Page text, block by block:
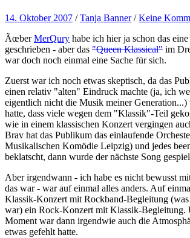
14. Oktober 2007 /Tanja Banner /Keine
ÃœberMerQury habe ich hier ja schon das
geschrieben - aber das "Queen Klassical" im
war doch noch einmal eine Sache für sich.
Zuerst war ich noch etwas skeptisch, da das
einen relativ "alten" Eindruck machte (ja, ich
eigentlich nicht die Musik meiner
hatte, dass viele wegen dem "Klassik"-Teil
wie in einem klassischen Konzert vergingen
Brav hat das Publikum das einlaufende
Musikalischen Komödie Leipzig) und jedes
beklatscht, dann wurde der nächste Song
Aber irgendwann - ich habe es nicht bewusst
das war - war auf einmal alles anders. Auf
Klassik-Konzert mit Rockband-Begleitung (was
war) ein Rock-Konzert mit Klassik-Begleitung.
Moment war dann irgendwie auch die
etwas gefehlt hatte.